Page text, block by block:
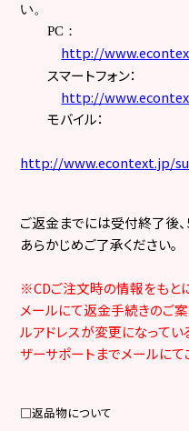
い。
PC ：
http://
スマートフォン：
http://
モバイル：
http://www.econtext.jp/
ご返金までには受付終了後
あらかじめご了承ください。
※CDご注文時の情報をもと
メールにて返金手続きのご
ルアドレスが変更になって
ザーサポートまでメールにて
□返品物について